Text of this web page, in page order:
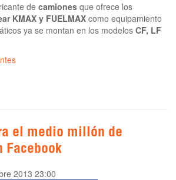
de camiones que ofrece los
KMAX y FUELMAX como equipamiento
ya se montan en los modelos CF, LF
el medio millón de
Facebook
2013 23:00